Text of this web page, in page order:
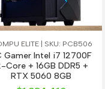
ELITE | SKU: PCB506
Gamer Intel i7 12700F
Core + 16GB DDR5 +
RTX 5060 8GB